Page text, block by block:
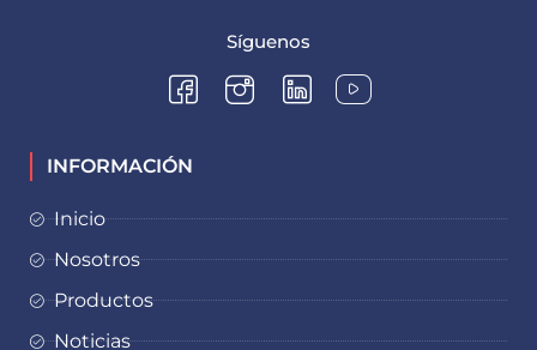
Síguenos
INFORMACIÓN
Inicio
Nosotros
Productos
Noticias